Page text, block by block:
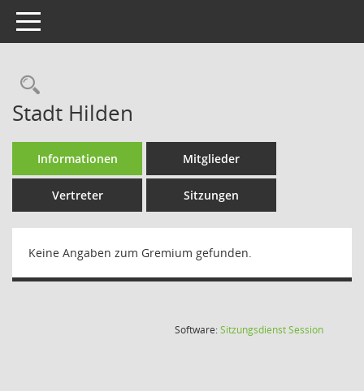
Toggle navigation
Rechercheauswahl
Stadt Hilden
Informationen Mitglieder
Vertreter Sitzungen
Keine Angaben zum Gremium gefunden.
Software:SitzungsdienstSession(Wird in